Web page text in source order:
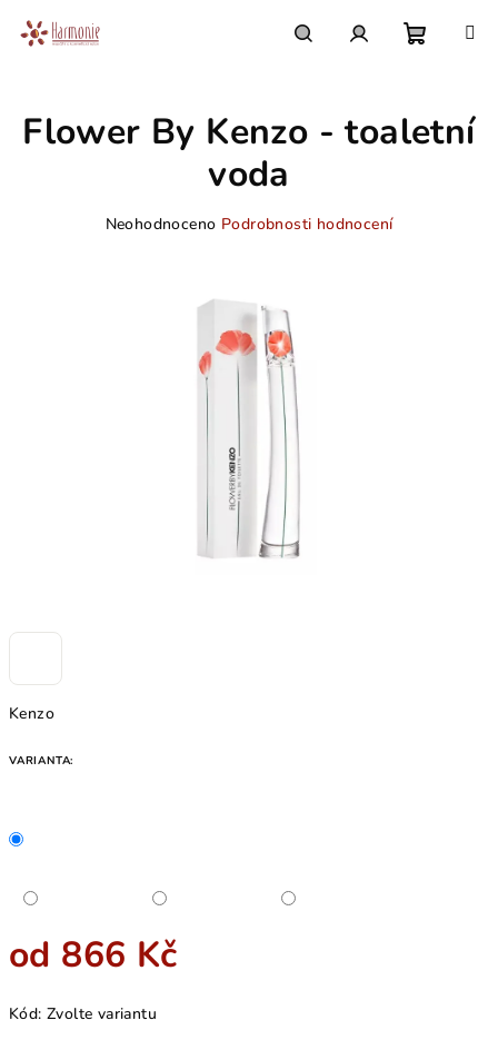
obsah
košík
Kenzo
VARIANTA:
od 866 Kč
cena:
Kód: Zvolte variantu
Flower By Kenzo - toaletní
voda
Průměrné
Neohodnoceno Podrobnosti hodnocení